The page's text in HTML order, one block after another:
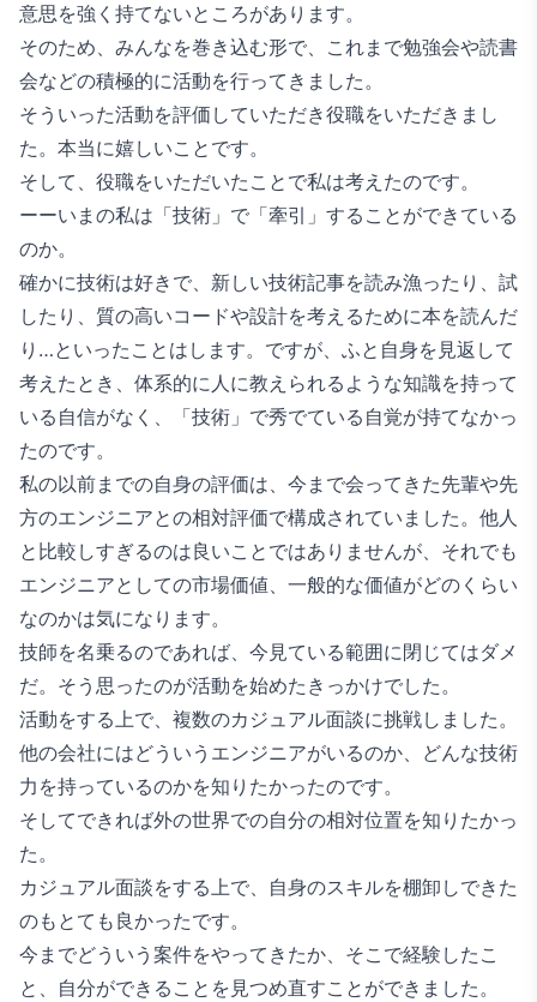
意思を強く持てないところがあります。
そのため、みんなを巻き込む形で、これまで勉強会や読書
会などの積極的に活動を行ってきました。
そういった活動を評価していただき役職をいただきまし
た。本当に嬉しいことです。
そして、役職をいただいたことで私は考えたのです。
ーーいまの私は「技術」で「牽引」することができている
のか。
確かに技術は好きで、新しい技術記事を読み漁ったり、試
したり、質の高いコードや設計を考えるために本を読んだ
り…といったことはします。ですが、ふと自身を見返して
考えたとき、体系的に人に教えられるような知識を持って
いる自信がなく、「技術」で秀でている自覚が持てなかっ
たのです。
私の以前までの自身の評価は、今まで会ってきた先輩や先
方のエンジニアとの相対評価で構成されていました。他人
と比較しすぎるのは良いことではありませんが、それでも
エンジニアとしての市場価値、一般的な価値がどのくらい
なのかは気になります。
技師を名乗るのであれば、今見ている範囲に閉じてはダメ
だ。そう思ったのが活動を始めたきっかけでした。
活動をする上で、複数のカジュアル面談に挑戦しました。
他の会社にはどういうエンジニアがいるのか、どんな技術
力を持っているのかを知りたかったのです。
そしてできれば外の世界での自分の相対位置を知りたかっ
た。
カジュアル面談をする上で、自身のスキルを棚卸しできた
のもとても良かったです。
今までどういう案件をやってきたか、そこで経験したこ
と、自分ができることを見つめ直すことができました。